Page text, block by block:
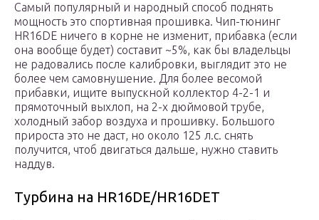
Самый популярный и народный способ поднять
мощность это спортивная прошивка. Чип-тюнинг
HR16DE ничего в корне не изменит, прибавка (если
она вообще будет) составит ~5%, как бы владельцы
не радовались после калибровки, выглядит это не
более чем самовнушение. Для более весомой
прибавки, ищите выпускной коллектор 4-2-1 и
прямоточный выхлоп, на 2-х дюймовой трубе,
холодный забор воздуха и прошивку. Большого
прироста это не даст, но около 125 л.с. снять
получится, чтоб двигаться дальше, нужно ставить
наддув.
Турбина на HR16DE/HR16DET